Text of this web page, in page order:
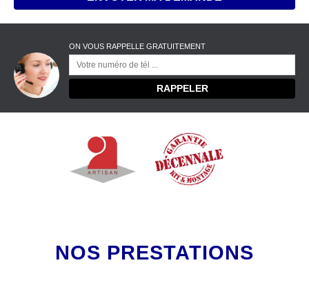
ON VOUS RAPPELLE GRATUITEMENT
NOS PRESTATIONS